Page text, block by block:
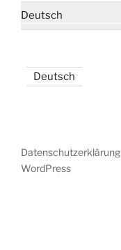
Deutsch
Deutsch
Datenschutzerklärung
WordPress